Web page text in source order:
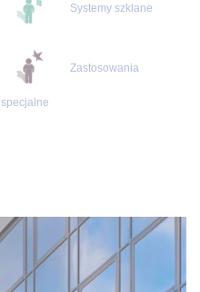
Systemy szklane
Zastosowania
specjalne